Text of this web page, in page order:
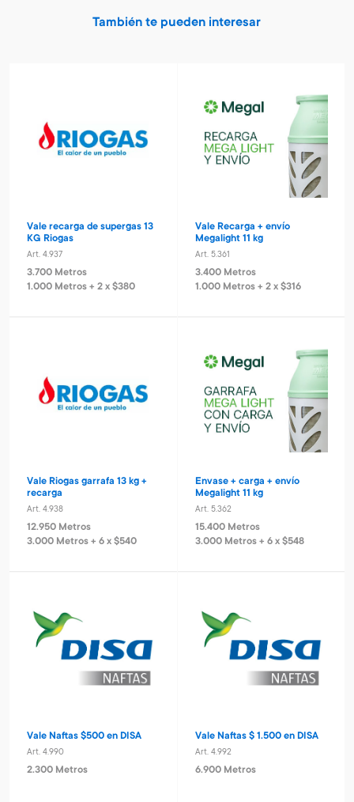
También te pueden interesar
Vale recarga de supergas 13
KG Riogas
Art. 4.937
3.700 Metros
1.000 Metros + 2 x $380
Vale Recarga + envío
Megalight 11 kg
Art. 5.361
3.400 Metros
1.000 Metros + 2 x $316
Vale Riogas garrafa 13 kg +
recarga
Art. 4.938
12.950 Metros
3.000 Metros + 6 x $540
Envase + carga + envío
Megalight 11 kg
Art. 5.362
15.400 Metros
3.000 Metros + 6 x $548
Vale Naftas $500 en DISA
Art. 4.990
2.300 Metros
Vale Naftas $ 1.500 en DISA
Art. 4.992
6.900 Metros